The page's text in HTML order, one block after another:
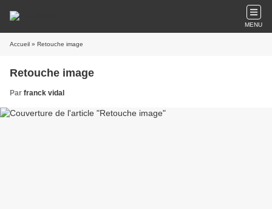
MENU
Accueil » Retouche image
Retouche image
Par franck vidal